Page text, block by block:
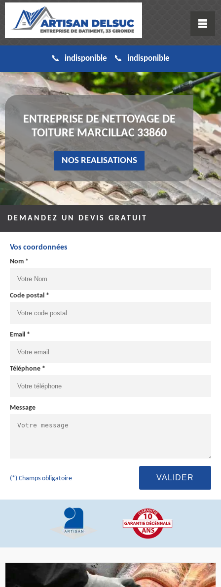
indisponible indisponible
ENTREPRISE DE NETTOYAGE DE
TOITURE MARCILLAC 33860
NOS REALISATIONS
DEMANDEZ UN DEVIS GRATUIT
Vos coordonnées
Nom *
Code postal *
Email *
Téléphone *
Message
(*) Champs obligatoire